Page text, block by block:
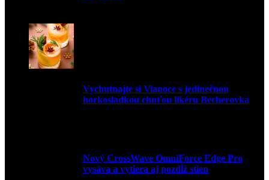
Vychutnajte si Vianoce s jedinečnou
horkosladkou chuťou likéru Becherovka
Nový CrossWave OmniForce Edge Pro
vysáva a vytiera aj pozdĺž stien